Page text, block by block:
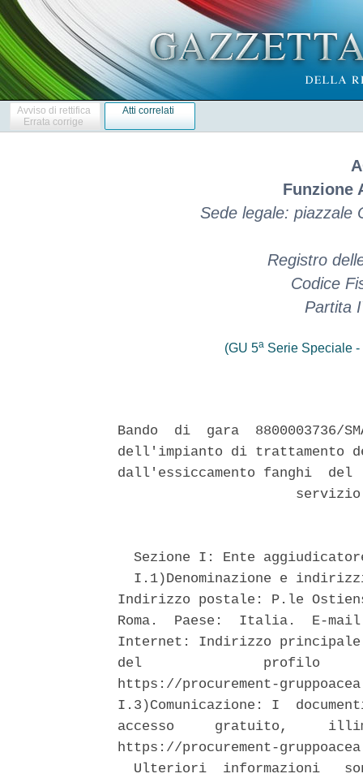
Avviso di rettifica
Errata corrige
Atti correlati
Funzione
Sede legale: piazzale
Registro
Codice
Partita
(GU 5aSerie Speciale -
Bando  di  gara
dell'impianto di trattamento
dall'essiccamento fanghi
Sezione I: Ente
I.1)Denominazione e
Indirizzo postale: P.le
Roma.  Paese:  Italia.  E-
Internet: Indirizzo
del               profilo
https://procurement-
I.3)Comunicazione: I
accesso     gratuito,
https://procurement-
Ulteriori  informazioni